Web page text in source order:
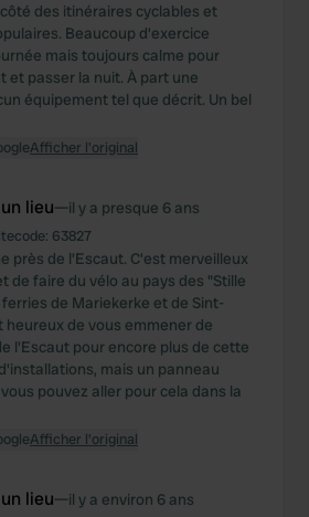
des itinéraires cyclables et
Beaucoup d'exercice
mais toujours calme pour
et passer la nuit. À part une
équipement tel que décrit. Un bel
Afficher l'original
lieu—il y a presque 6 ans
63827
près de l'Escaut. C'est merveilleux
de faire du vélo au pays des "Stille
de Mariekerke et de Sint-
heureux de vous emmener de
l'Escaut pour encore plus de cette
mais un panneau
pouvez aller pour cela dans la
Afficher l'original
lieu—il y a environ 6 ans